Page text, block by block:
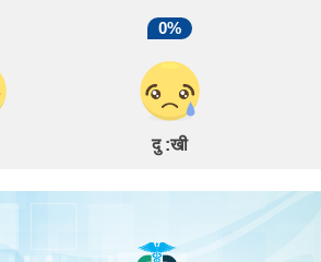
0%
दु :खी